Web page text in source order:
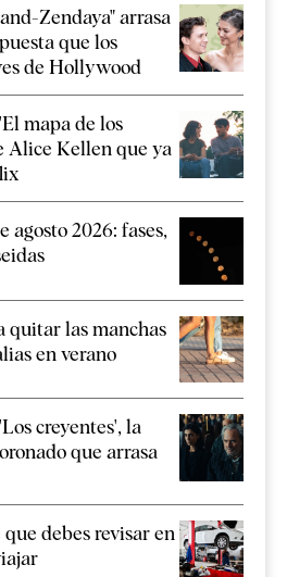
Zendaya" arrasa
que los
de Hollywood
mapa de los
Alice Kellen que ya
2026: fases,
quitar las manchas
en verano
creyentes', la
que arrasa
que debes revisar en